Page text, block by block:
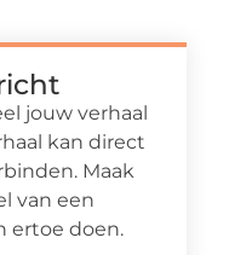
jouw verhaal
kan direct
Maak
van een
ertoe doen.